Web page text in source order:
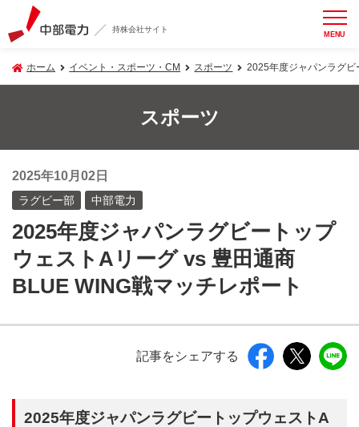
持株会社サイト MENU
ホーム イベント・スポーツ・CM スポーツ 2025年度ジャパンラグビ
スポーツ
2025年10月02日
ラグビー部 中部電力
2025年度ジャパンラグビートップ
ウェストAリーグ vs 豊田通商
BLUE WING戦マッチレポート
記事をシェアする
2025年度ジャパンラグビートップウェストA